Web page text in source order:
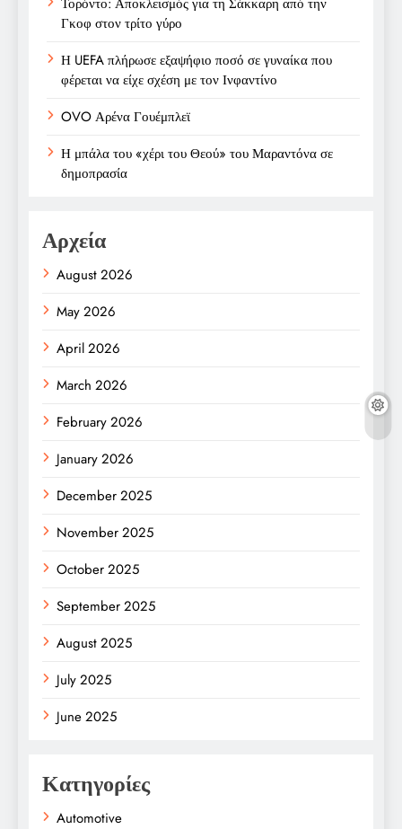
Γκοφ στον τρίτο γύρο
Η UEFA πλήρωσε εξαψήφιο ποσό σε γυναίκα που
φέρεται να είχε σχέση με τον Ινφαντίνο
OVO Αρένα Γουέμπλεϊ
Η μπάλα του «χέρι του Θεού» του Μαραντόνα σε
δημοπρασία
Αρχεία
August 2026
May 2026
April 2026
March 2026
February 2026
January 2026
December 2025
November 2025
October 2025
September 2025
August 2025
July 2025
June 2025
Κατηγορίες
Automotive